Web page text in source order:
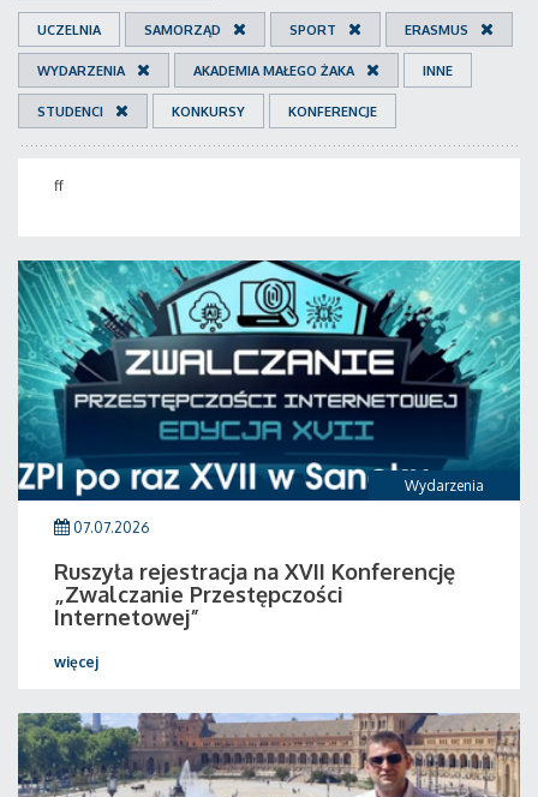
UCZELNIA SAMORZĄD SPORT ERASMUS
WYDARZENIA AKADEMIA MAŁEGO ŻAKA INNE
STUDENCI KONKURSY KONFERENCJE
ff
Wydarzenia
07.07.2026
Ruszyła rejestracja na XVII Konferencję
„Zwalczanie Przestępczości
Internetowej”
więcej